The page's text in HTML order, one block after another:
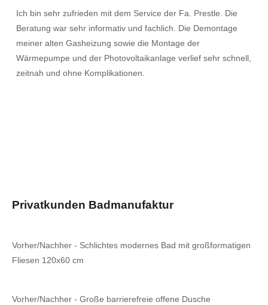
Ich bin sehr zufrieden mit dem Service der Fa. Prestle. Die
Beratung war sehr informativ und fachlich. Die Demontage
meiner alten Gasheizung sowie die Montage der
Wärmepumpe und der Photovoltaikanlage verlief sehr schnell,
zeitnah und ohne Komplikationen.
Privatkunden Badmanufaktur
Vorher/Nachher - Schlichtes modernes Bad mit großformatigen
Fliesen 120x60 cm
Vorher/Nachher - Große barrierefreie offene Dusche